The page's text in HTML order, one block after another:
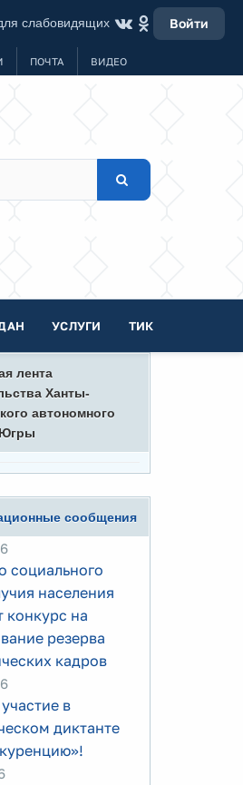
слабовидящих Войти
ПОЧТА ВИДЕО
УСЛУГИ ТИК
лента
Ханты-
автономного
Югры
сообщения
социального
населения
конкурс на
резерва
кадров
в
диктанте